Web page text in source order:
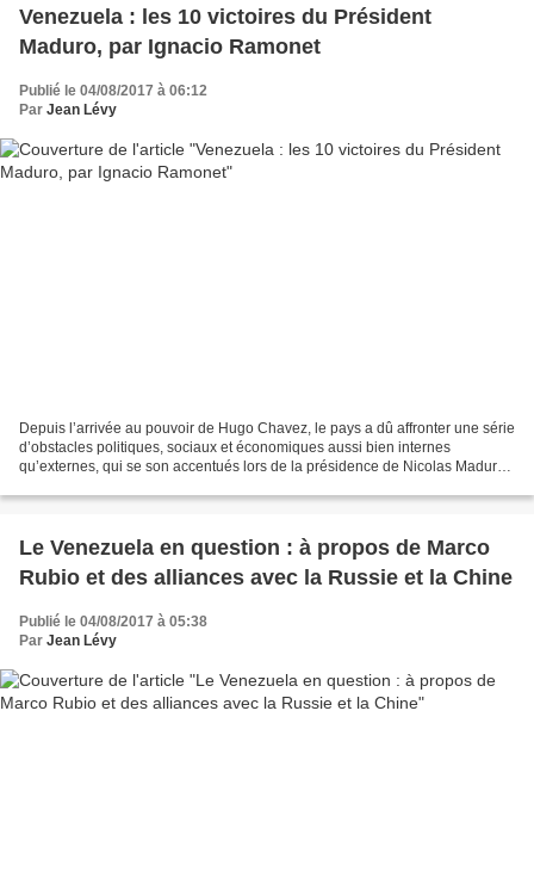
Venezuela : les 10 victoires du Président
Maduro, par Ignacio Ramonet
Publié le 04/08/2017 à 06:12
Par Jean Lévy
Depuis l’arrivée au pouvoir de Hugo Chavez, le pays a dû affronter une série
d’obstacles politiques, sociaux et économiques aussi bien internes
qu’externes, qui se son accentués lors de la présidence de Nicolas Maduro.
Le Venezuela en question : à propos de Marco
Rubio et des alliances avec la Russie et la Chine
Publié le 04/08/2017 à 05:38
Par Jean Lévy